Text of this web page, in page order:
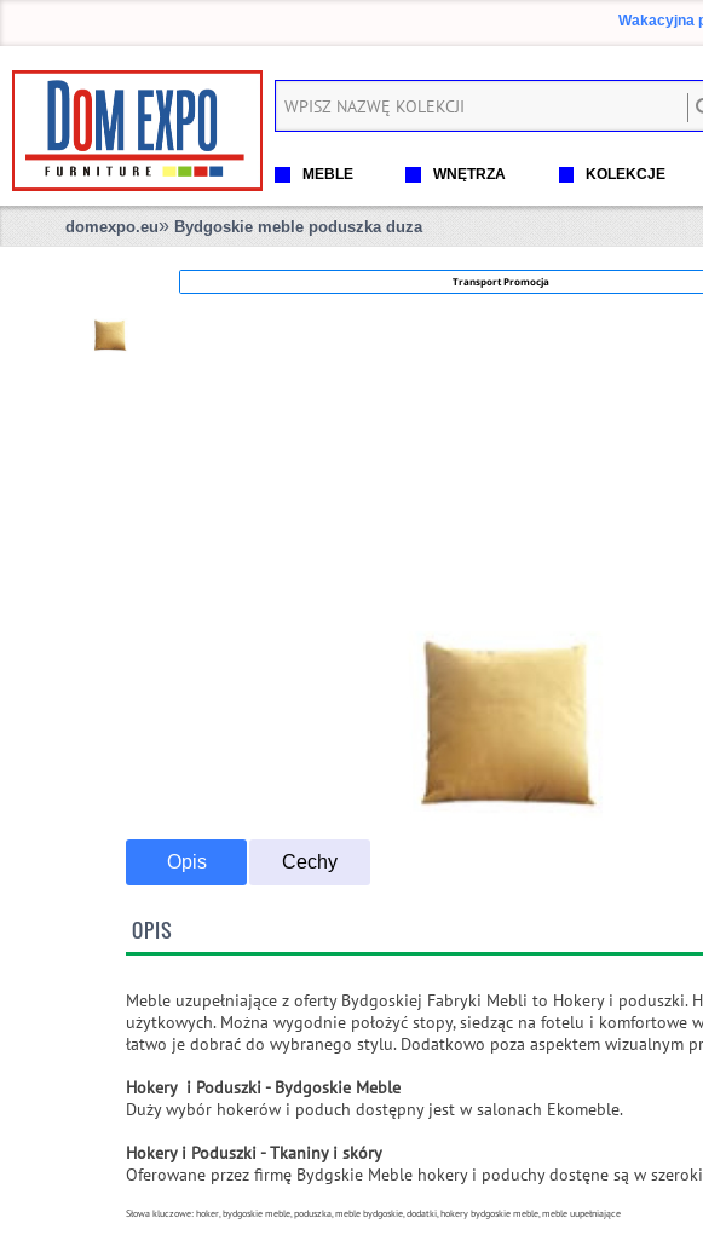
Wakacyjna
MEBLE WNĘTRZA KOLEKCJE
domexpo.eu» Bydgoskie meble poduszka duza
Transport Promocja
Opis Cechy
OPIS
Meble uzupełniające z oferty Bydgoskiej Fabryki Mebli to Hokery i
użytkowych. Można wygodnie położyć stopy, siedząc na fotelu i
łatwo je dobrać do wybranego stylu. Dodatkowo poza aspektem wizualnym
Hokery i Poduszki - Bydgoskie Meble
Duży wybór hokerów i poduch dostępny jest w salonach Ekomeble.
Hokery i Poduszki - Tkaniny i skóry
Oferowane przez firmę Bydgskie Meble hokery i poduchy dostęne są w
Słowa kluczowe: hoker, bydgoskie meble, poduszka, meble bydgoskie, dodatki, hokery bydgoskie meble, meble uupełniające